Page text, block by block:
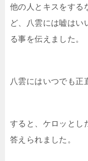
他の人とキスをする
ど、八雲には嘘はい
る事を伝えました。
八雲にはいつでも正
すると、ケロッとし
答えられました。